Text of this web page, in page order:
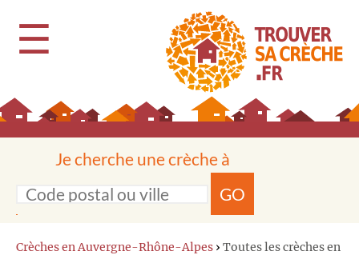
☰
Je cherche une crèche à
GO
Crèches en Auvergne-Rhône-Alpes › Toutes les crèches en